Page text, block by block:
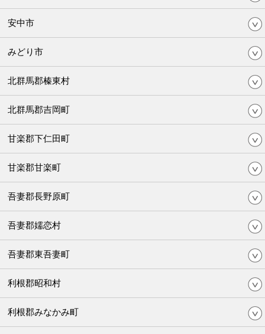
安中市
みどり市
北群馬郡榛東村
北群馬郡吉岡町
甘楽郡下仁田町
甘楽郡甘楽町
吾妻郡長野原町
吾妻郡嬬恋村
吾妻郡東吾妻町
利根郡昭和村
利根郡みなかみ町